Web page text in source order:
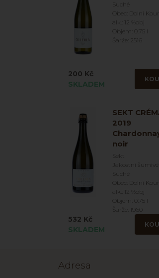
Suché
Obec: Dolní
alk.: 12 %obj
Objem: 0.75 l
Šarže: 2516
200 Kč
SKLADEM
SEKT
2019
noir
Sekt
Jakostní šumivé
Suché
Obec: Dolní
alk.: 12 %obj
Objem: 0.75 l
Šarže: 1960
532 Kč
SKLADEM
Adresa